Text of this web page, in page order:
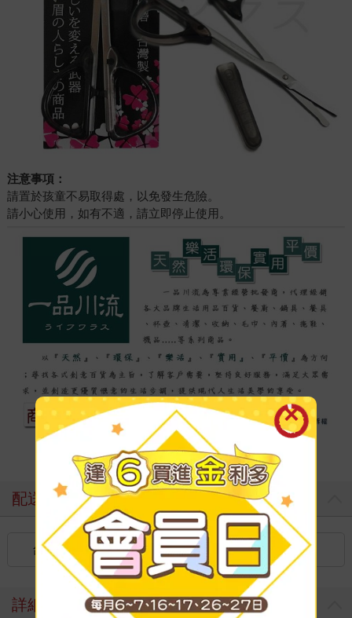
注意事項：
請置於孩童不易取得處，以免發生危險。
請小心使用，如有不適，請立即停止使用。
配送方式
台灣 國內宅配：本島（廠商出貨）
詳細資料